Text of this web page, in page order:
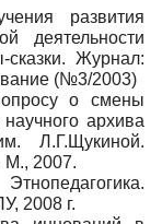
развития
деятельности
сказки. Журнал:
(№3/2003)
о смены
архива
Л.Г.Щукиной.
М., 2007.
2008 г.